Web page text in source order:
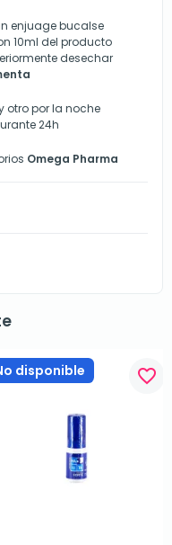
enjuage bucalse
10ml del producto
desechar
otro por la noche
24h
Omega Pharma
disponible favorite_border